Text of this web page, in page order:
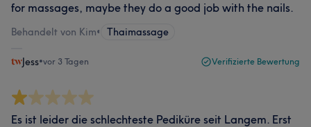
for massages, maybe they do a good job with the nails.
Behandelt von Kim• Thaimassage
Jess•vor 3 Tagen Verifizierte Bewertung
Es ist leider die schlechteste Pediküre seit Langem. Erst